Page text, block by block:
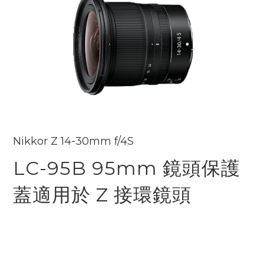
Nikkor Z 14-30mm f/4S
LC-95B 95mm 鏡頭保護
蓋適用於 Z 接環鏡頭